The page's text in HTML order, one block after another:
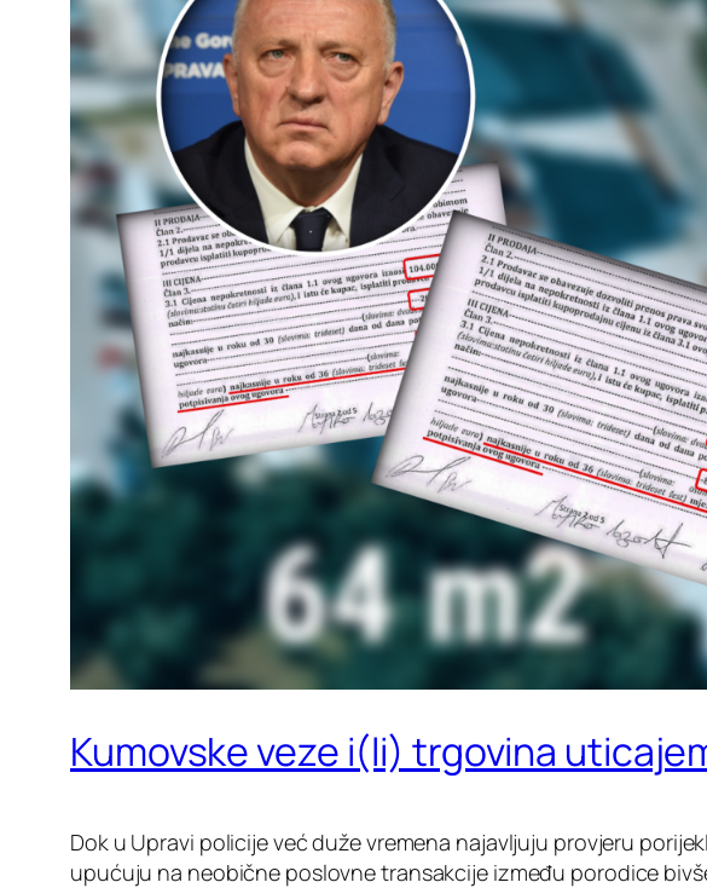
Kumovske veze i(li) trgovina
Dok u Upravi policije već duže vremena najavljuju provjeru
upućuju na neobične poslovne transakcije između porodice